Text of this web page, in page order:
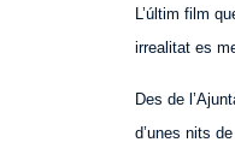
L’últim film
irrealitat es
Des de
d’unes nits